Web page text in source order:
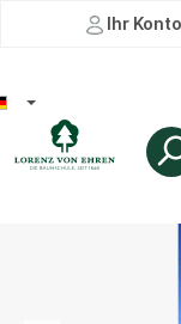
Ihr Konto